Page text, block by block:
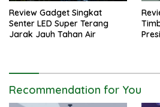
Review Gadget Singkat
Senter LED Super Terang
Jarak Jauh Tahan Air
Recommendation for You